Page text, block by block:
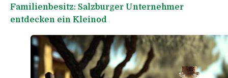
Familienbesitz: Salzburger Unternehmer
entdecken ein Kleinod